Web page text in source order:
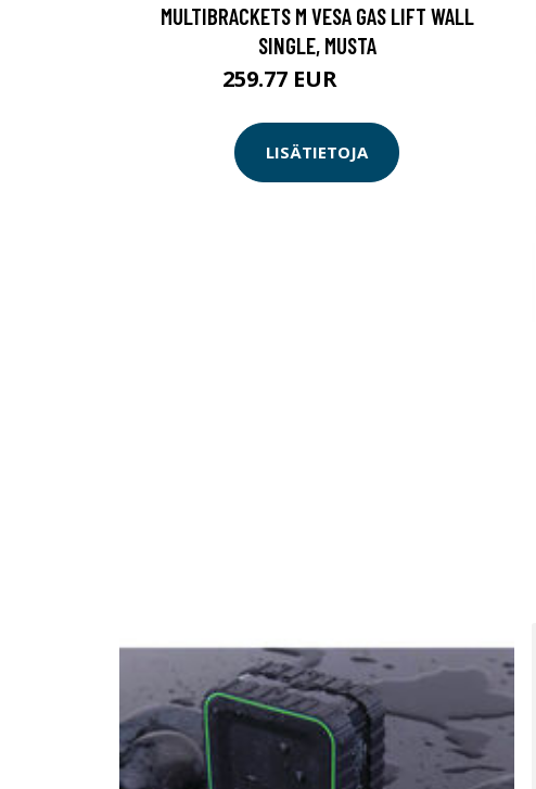
MULTIBRACKETS M VESA GAS LIFT WALL
SINGLE, MUSTA
259.77 EUR
LISÄTIETOJA